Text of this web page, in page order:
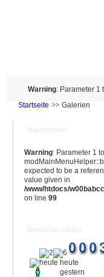
Warning: Parameter 1
Startseite
Galerien
Warning: Parameter 1 to
expected to be a
value given in
/www/htdocs/
on line 99
heute
gestern